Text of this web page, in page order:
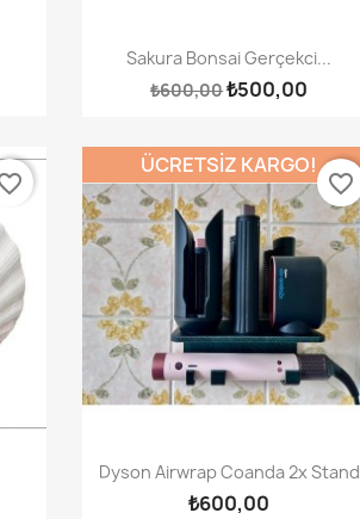
Hızlı Görünüm
Sakura Bonsai Gerçekci...
₺600,00₺500,00
Hızlı Görünüm
Dyson Airwrap Coanda 2x Stand
₺600,00
ÜCRETSIZ KARGO!
favorite_border